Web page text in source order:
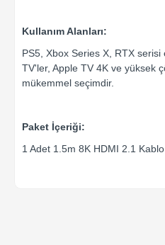
Kullanım Alanları:
PS5, Xbox Series X, RTX serisi
TV'ler, Apple TV 4K ve yüksek
mükemmel seçimdir.
Paket İçeriği:
1 Adet 1.5m 8K HDMI 2.1